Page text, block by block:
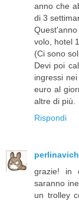
anno che
di 3
volo, hotel
(Ci sono
Devi poi
ingressi
euro al
altre di più.
Rispondi
grazie! in
saranno
un trolley